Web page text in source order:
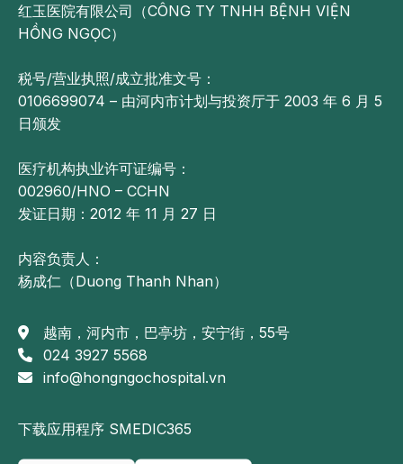
红玉医院有限公司（CÔNG TY TNHH BỆNH VIỆN
HỒNG NGỌC）
税号/营业执照/成立批准文号：
0106699074 – 由河内市计划与投资厅于 2003 年 6 月 5
日颁发
医疗机构执业许可证编号：
002960/HNO – CCHN
发证日期：2012 年 11 月 27 日
内容负责人：
杨成仁（Duong Thanh Nhan）
越南，河内市，巴亭坊，安宁街，55号
024 3927 5568
info@hongngochospital.vn
下载应用程序 SMEDIC365